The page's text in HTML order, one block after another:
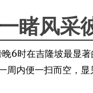
睹风采
6时在吉隆坡最显
内便一扫而空，